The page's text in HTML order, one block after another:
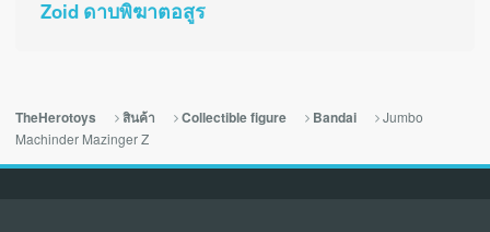
Zoid ดาบพิฆาตอสูร
TheHerotoys สินค้า Collectible figure Bandai
Jumbo
Machinder Mazinger Z